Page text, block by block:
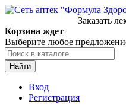
Заказать
Корзина ждет
Выберите любое
Найти
Вход
Регистрация